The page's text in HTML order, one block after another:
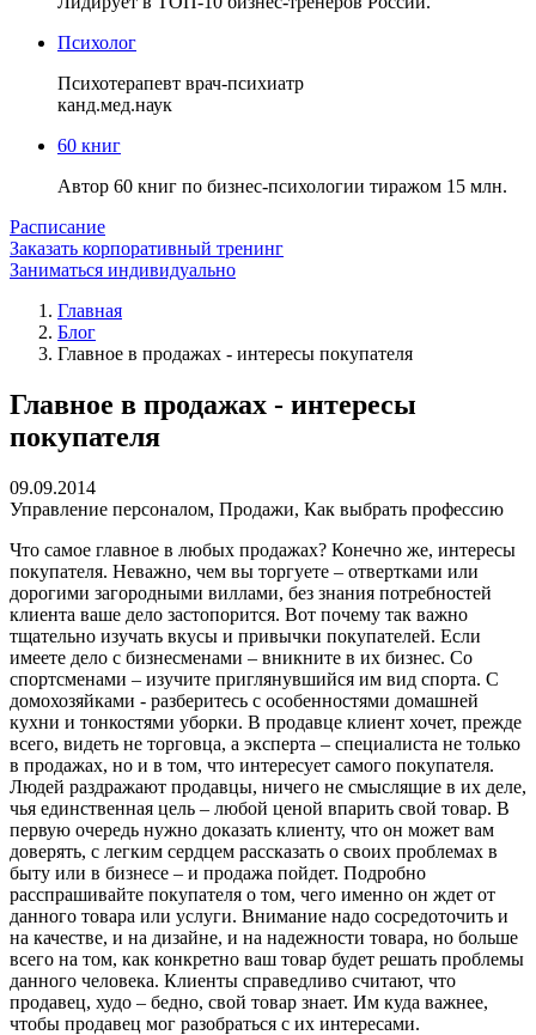
Психолог
Психотерапевт врач-психиатр
канд.мед.наук
60 книг
Автор 60 книг по бизнес-психологии тиражом 15 млн.
Расписание
Заказать корпоративный тренинг
Заниматься индивидуально
Главная
Блог
Главное в продажах - интересы покупателя
Главное в продажах - интересы
покупателя
09.09.2014
Управление персоналом, Продажи, Как выбрать профессию
Что самое главное в любых продажах? Конечно же, интересы
покупателя. Неважно, чем вы торгуете – отвертками или
дорогими загородными виллами, без знания потребностей
клиента ваше дело застопорится. Вот почему так важно
тщательно изучать вкусы и привычки покупателей. Если
имеете дело с бизнесменами – вникните в их бизнес. Со
спортсменами – изучите приглянувшийся им вид спорта. С
домохозяйками - разберитесь с особенностями домашней
кухни и тонкостями уборки. В продавце клиент хочет, прежде
всего, видеть не торговца, а эксперта – специалиста не только
в продажах, но и в том, что интересует самого покупателя.
Людей раздражают продавцы, ничего не смыслящие в их деле,
чья единственная цель – любой ценой впарить свой товар. В
первую очередь нужно доказать клиенту, что он может вам
доверять, с легким сердцем рассказать о своих проблемах в
быту или в бизнесе – и продажа пойдет. Подробно
расспрашивайте покупателя о том, чего именно он ждет от
данного товара или услуги. Внимание надо сосредоточить и
на качестве, и на дизайне, и на надежности товара, но больше
всего на том, как конкретно ваш товар будет решать проблемы
данного человека. Клиенты справедливо считают, что
продавец, худо – бедно, свой товар знает. Им куда важнее,
чтобы продавец мог разобраться с их интересами.